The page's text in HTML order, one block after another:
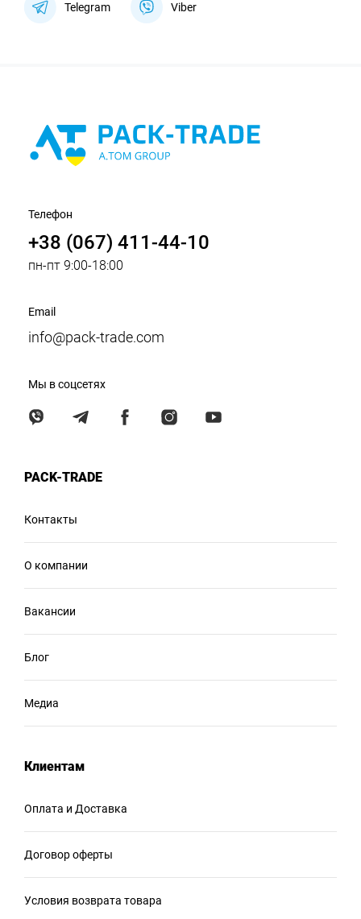
Telegram Viber
Телефон
+38 (067) 411-44-10
пн-пт 9:00-18:00
Email
info@pack-trade.com
Мы в соцсетях
PACK-TRADE
Контакты
О компании
Вакансии
Блог
Медиа
Клиентам
Оплата и Доставка
Договор оферты
Условия возврата товара